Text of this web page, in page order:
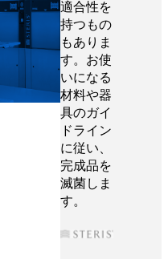
適合性を
持つもの
もありま
す。お使
いになる
材料や器
具のガイ
ドライン
に従い、
完成品を
滅菌しま
す。